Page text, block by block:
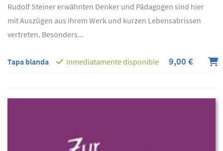
Rudolf Steiner erwähnten Denker und Pädagogen sind hier
mit Auszügen aus ihrem Werk und kurzen Lebensabrissen
vertreten. Besonders...
Tapa blanda Inmediatamente disponible 9,00 €